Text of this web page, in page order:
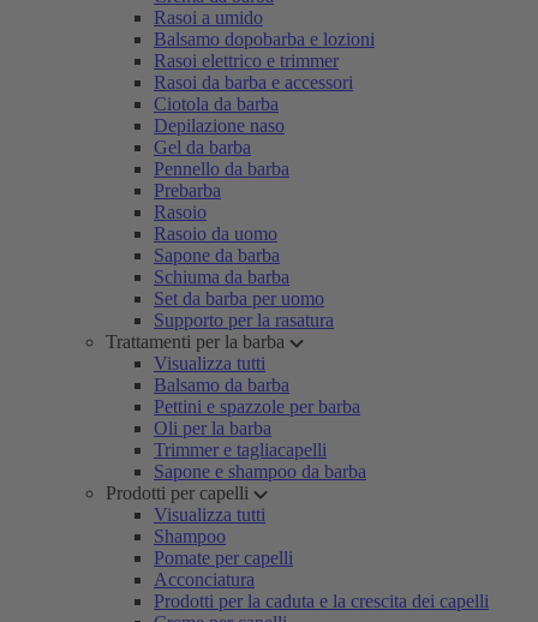
Rasoi a umido
Balsamo dopobarba e lozioni
Rasoi elettrico e trimmer
Rasoi da barba e accessori
Ciotola da barba
Depilazione naso
Gel da barba
Pennello da barba
Prebarba
Rasoio
Rasoio da uomo
Sapone da barba
Schiuma da barba
Set da barba per uomo
Supporto per la rasatura
Trattamenti per la barba
Visualizza tutti
Balsamo da barba
Pettini e spazzole per barba
Oli per la barba
Trimmer e tagliacapelli
Sapone e shampoo da barba
Prodotti per capelli
Visualizza tutti
Shampoo
Pomate per capelli
Acconciatura
Prodotti per la caduta e la crescita dei capelli